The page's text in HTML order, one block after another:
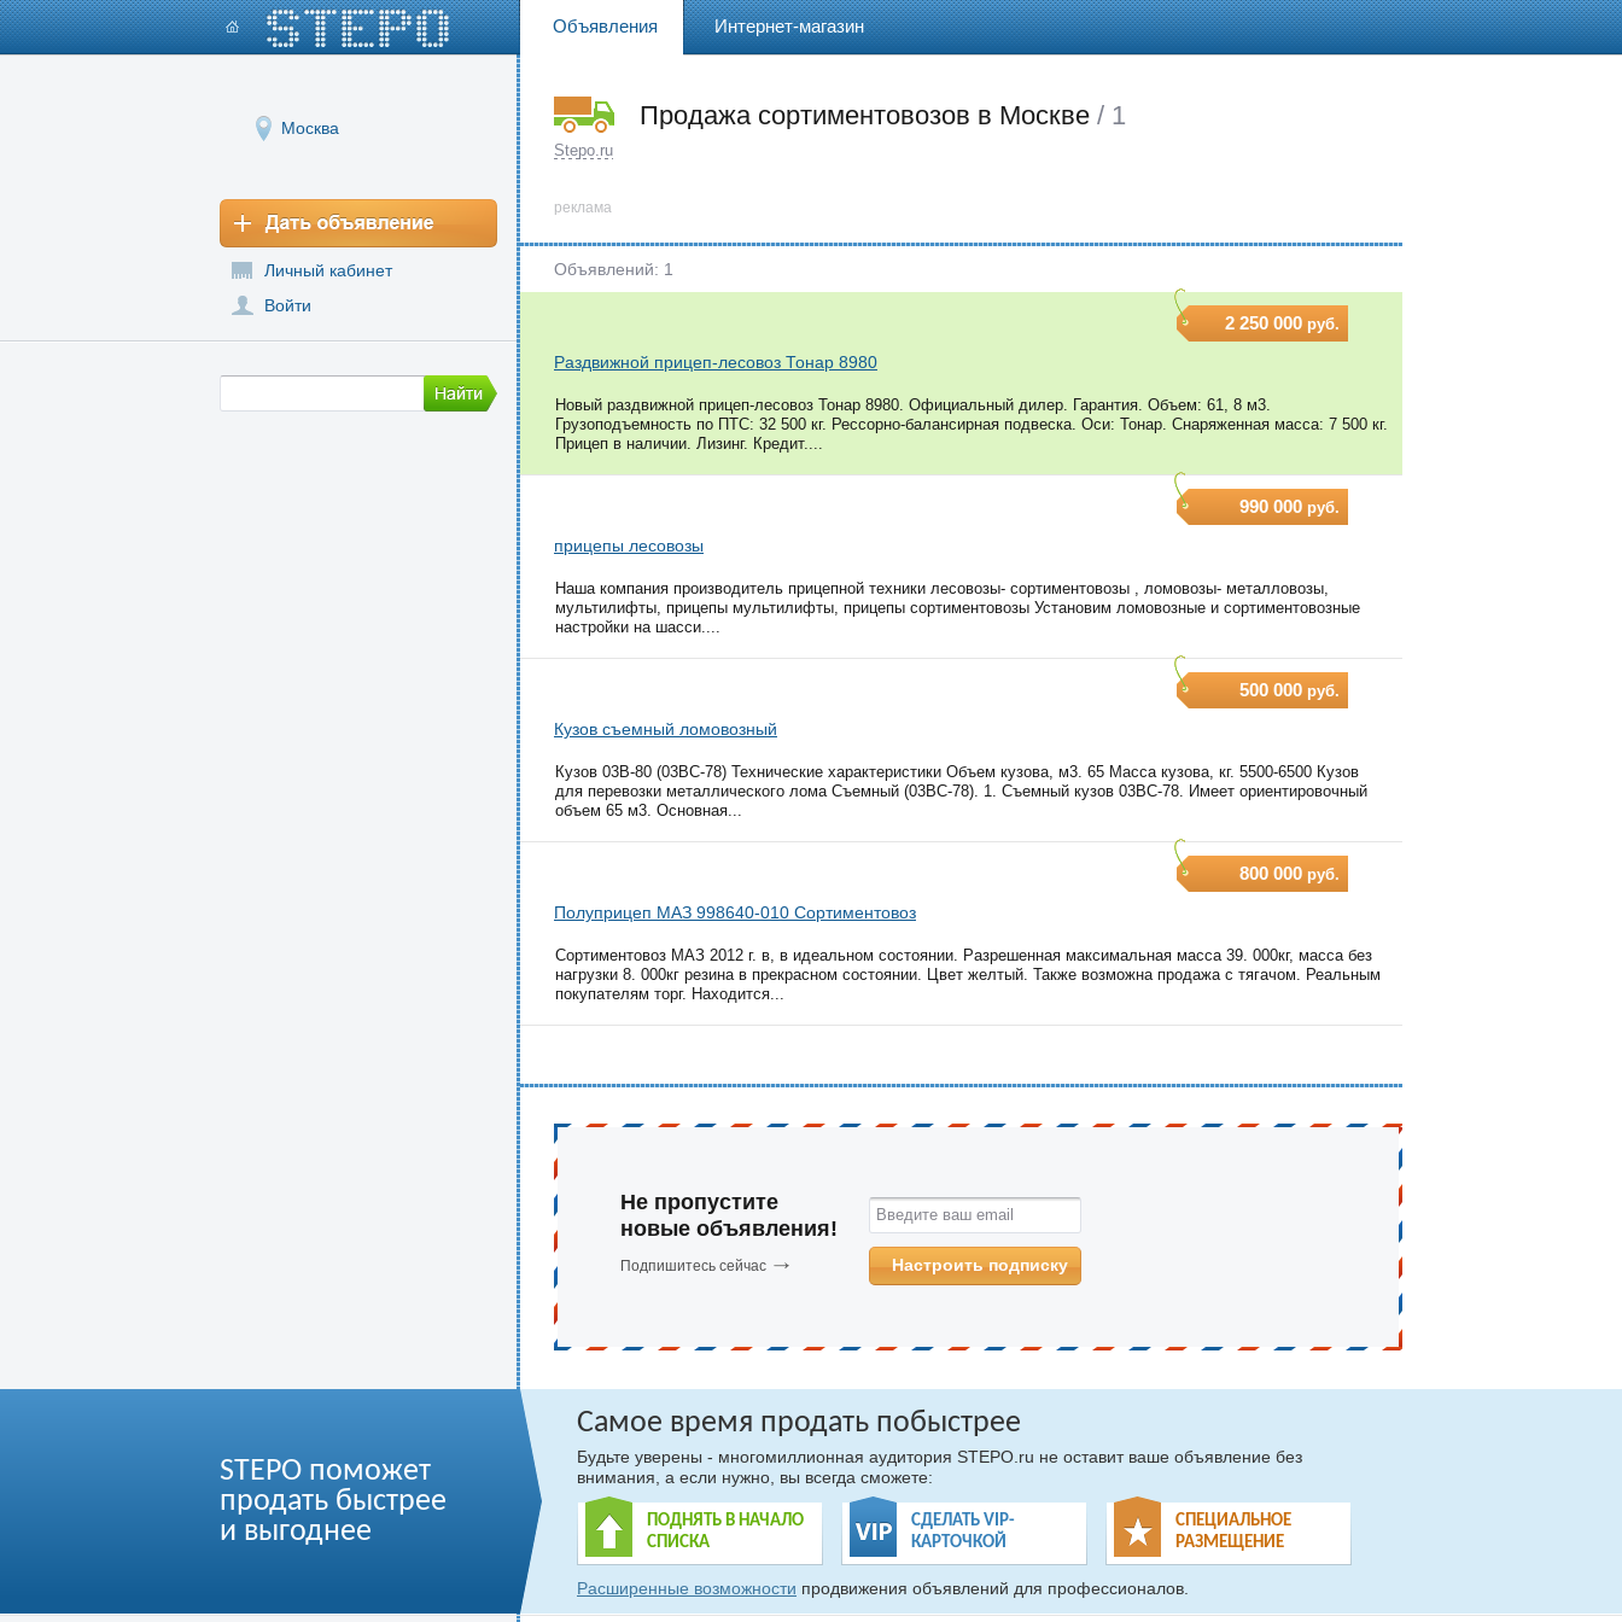
Объявления Интернет-магазин
Москва
Личный кабинет
Войти
Продажа сортиментовозов в Москве / 1
Stepo.ru
реклама
Объявлений: 1
Раздвижной прицеп-лесовоз Тонар 8980
2 250 000 руб.
Новый раздвижной прицеп-лесовоз Тонар 8980. Официальный дилер. Гарантия. Объем: 61, 8 м3.
Грузоподъемность по ПТС: 32 500 кг. Рессорно-балансирная подвеска. Оси: Тонар. Снаряженная масса: 7 500 кг.
Прицеп в наличии. Лизинг. Кредит....
прицепы лесовозы
990 000 руб.
Наша компания производитель прицепной техники лесовозы- сортиментовозы , ломовозы- металловозы,
мультилифты, прицепы мультилифты, прицепы сортиментовозы Установим ломовозные и сортиментовозные
настройки на шасси....
Кузов съемный ломовозный
500 000 руб.
Кузов 03В-80 (03ВС-78) Технические характеристики Объем кузова, м3. 65 Масса кузова, кг. 5500-6500 Кузов
для перевозки металлического лома Съемный (03ВС-78). 1. Съемный кузов 03ВС-78. Имеет ориентировочный
объем 65 м3. Основная...
Полуприцеп МАЗ 998640-010 Сортиментовоз
800 000 руб.
Сортиментовоз МАЗ 2012 г. в, в идеальном состоянии. Разрешенная максимальная масса 39. 000кг, масса без
нагрузки 8. 000кг резина в прекрасном состоянии. Цвет желтый. Также возможна продажа с тягачом. Реальным
покупателям торг. Находится...
Не пропустите
новые объявления!
Подпишитесь сейчас
Введите ваш email
Настроить подписку
STEPO поможет
продать быстрее
и выгоднее
Самое время продать побыстрее
Будьте уверены - многомиллионная аудитория STEPO.ru не оставит ваше объявление без
внимания, а если нужно, вы всегда сможете:
ПОДНЯТЬ В НАЧАЛО
СПИСКА
СДЕЛАТЬ VIP-
КАРТОЧКОЙ
СПЕЦИАЛЬНОЕ
РАЗМЕЩЕНИЕ
Расширенные возможности продвижения объявлений для профессионалов.